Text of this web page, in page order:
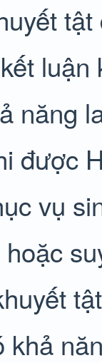
năng
được
vụ
khả